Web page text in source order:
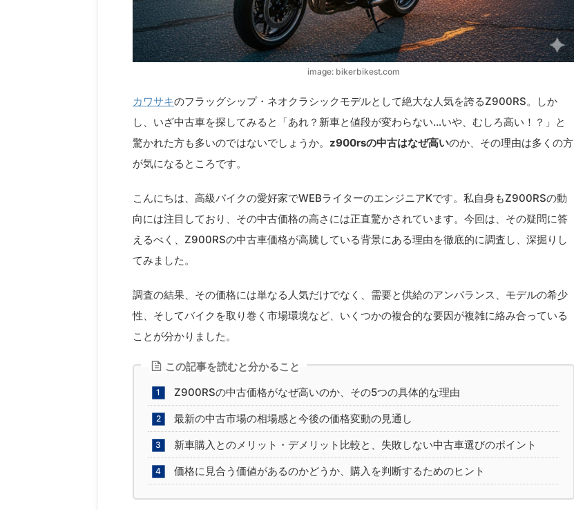
image: bikerbikest.com
カワサキのフラッグシップ・ネオクラシックモデルとして絶大な人気を誇るZ900RS。しか
し、いざ中古車を探してみると「あれ？新車と値段が変わらない…いや、むしろ高い！？」と
驚かれた方も多いのではないでしょうか。 z900rsの中古はなぜ高いのか、その理由は多くの方
が気になるところです。
こんにちは、高級バイクの愛好家でWEBライターのエンジニアKです。私自身もZ900RSの動
向には注目しており、その中古価格の高さには正直驚かされています。今回は、その疑問に答
えるべく、Z900RSの中古車価格が高騰している背景にある理由を徹底的に調査し、深掘りし
てみました。
調査の結果、その価格には単なる人気だけでなく、需要と供給のアンバランス、モデルの希少
性、そしてバイクを取り巻く市場環境など、いくつかの複合的な要因が複雑に絡み合っている
ことが分かりました。
この記事を読むと分かること
Z900RSの中古価格がなぜ高いのか、その5つの具体的な理由
最新の中古市場の相場感と今後の価格変動の見通し
新車購入とのメリット・デメリット比較と、失敗しない中古車選びのポイント
価格に見合う価値があるのかどうか、購入を判断するためのヒント